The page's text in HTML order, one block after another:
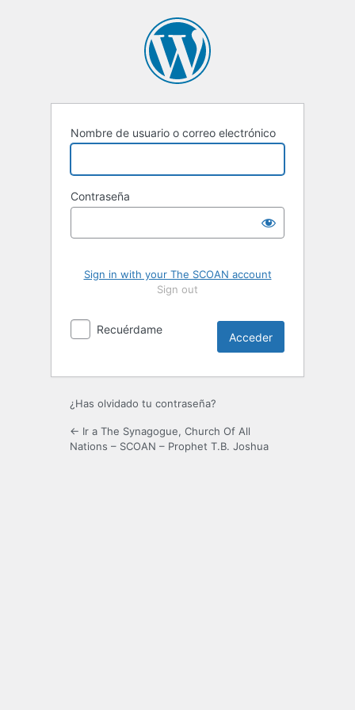
Nombre de usuario o correo electrónico
Contraseña
Sign in with your The SCOAN account
Sign out
Recuérdame
¿Has olvidado tu contraseña?
← Ir a The Synagogue, Church Of All
Nations – SCOAN – Prophet T.B. Joshua